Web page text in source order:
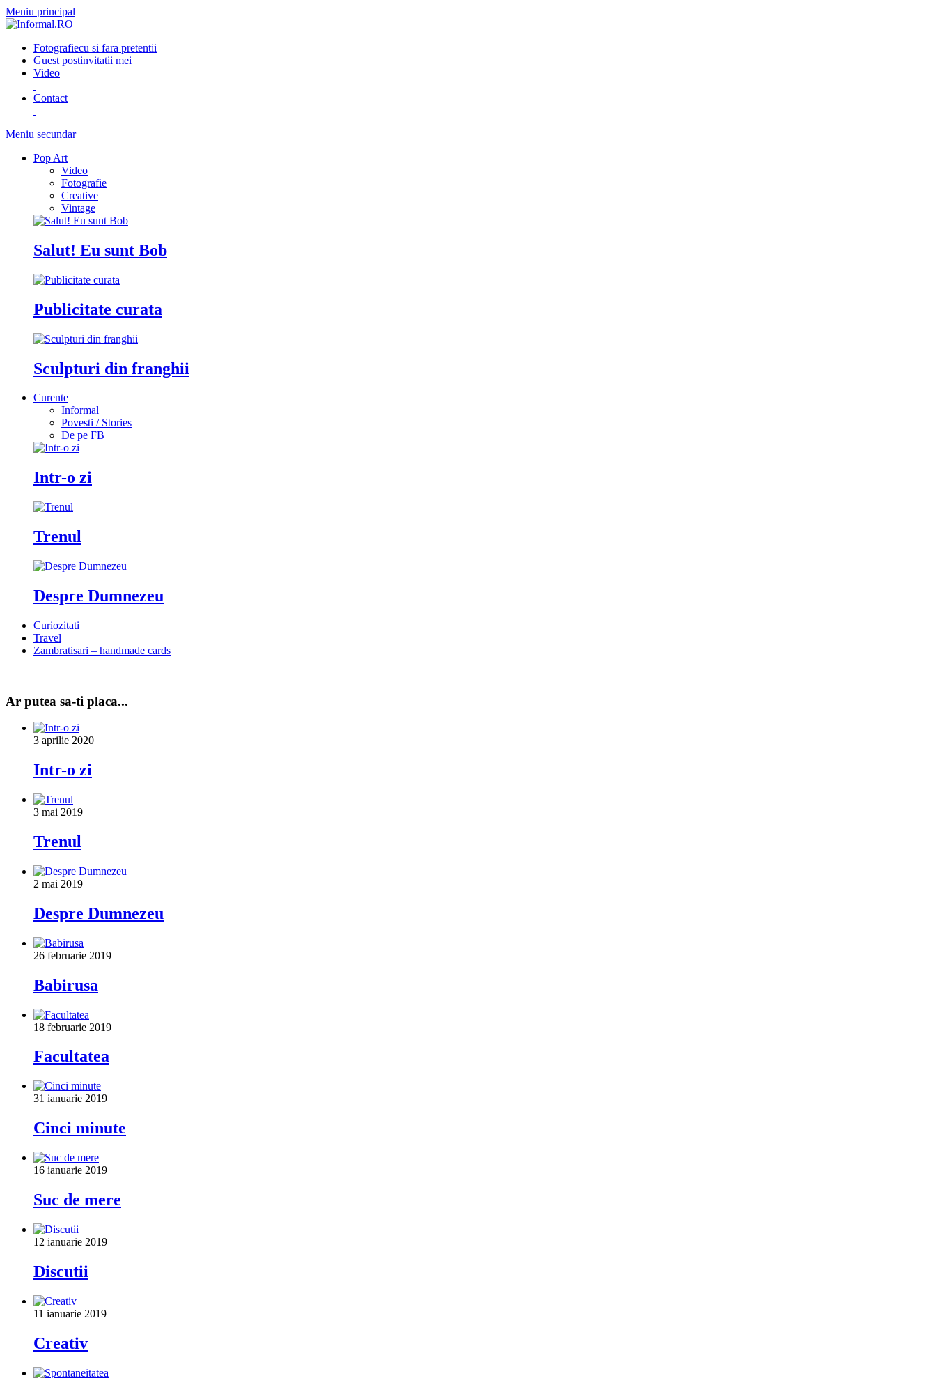
Meniu principal
Fotografiecu si fara pretentii
Guest postinvitatii mei
Video
Contact
Meniu secundar
Pop Art
Video
Fotografie
Creative
Vintage
Salut! Eu sunt Bob
Publicitate curata
Sculpturi din franghii
Curente
Informal
Povesti / Stories
De pe FB
Intr-o zi
Trenul
Despre Dumnezeu
Curiozitati
Travel
Zambratisari – handmade cards
Ar putea sa-ti placa...
3 aprilie 2020
Intr-o zi
3 mai 2019
Trenul
2 mai 2019
Despre Dumnezeu
26 februarie 2019
Babirusa
18 februarie 2019
Facultatea
31 ianuarie 2019
Cinci minute
16 ianuarie 2019
Suc de mere
12 ianuarie 2019
Discutii
11 ianuarie 2019
Creativ